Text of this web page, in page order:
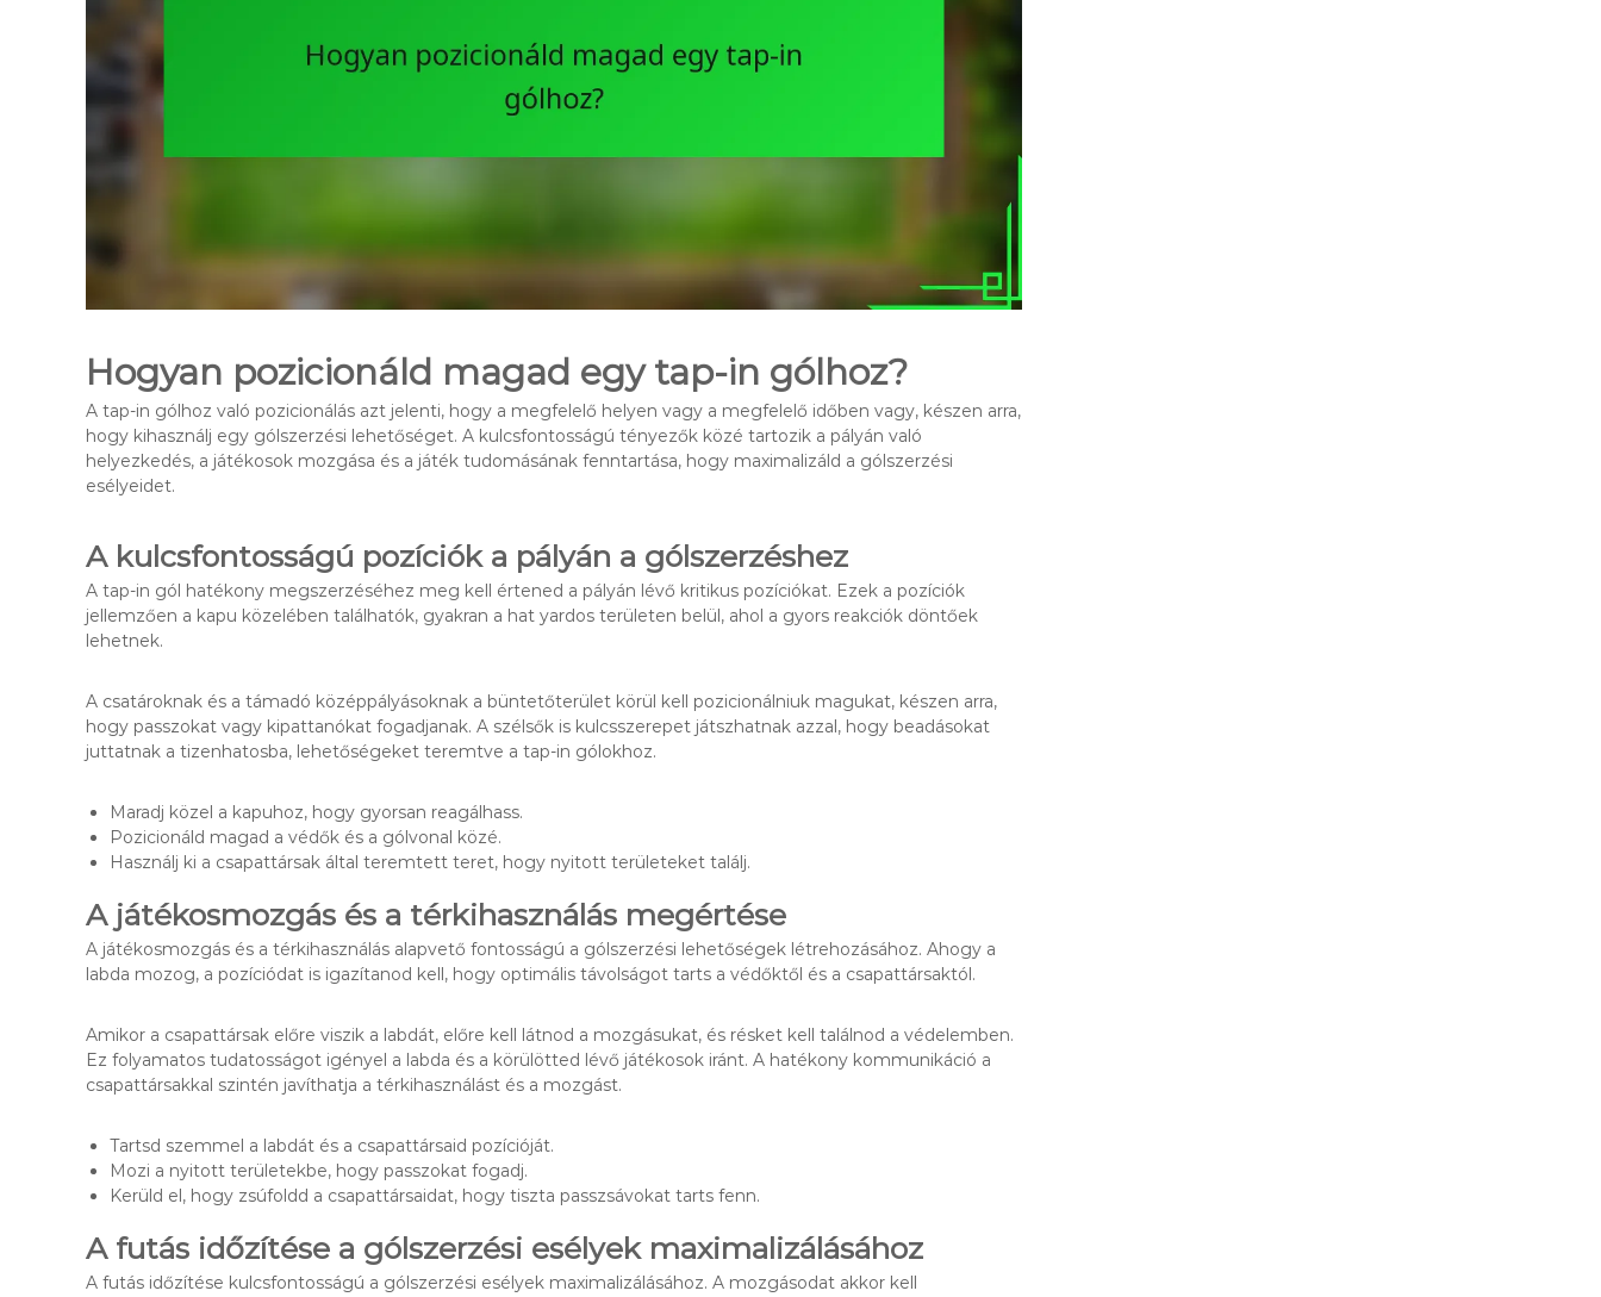
Hogyan pozicionáld magad egy tap-in gólhoz?
A tap-in gólhoz való pozicionálás azt jelenti, hogy a megfelelő helyen vagy a megfelelő időben vagy, készen arra,
hogy kihasználj egy gólszerzési lehetőséget. A kulcsfontosságú tényezők közé tartozik a pályán való
helyezkedés, a játékosok mozgása és a játék tudomásának fenntartása, hogy maximalizáld a gólszerzési
esélyeidet.
A kulcsfontosságú pozíciók a pályán a gólszerzéshez
A tap-in gól hatékony megszerzéséhez meg kell értened a pályán lévő kritikus pozíciókat. Ezek a pozíciók
jellemzően a kapu közelében találhatók, gyakran a hat yardos területen belül, ahol a gyors reakciók döntőek
lehetnek.
A csatároknak és a támadó középpályásoknak a büntetőterület körül kell pozicionálniuk magukat, készen arra,
hogy passzokat vagy kipattanókat fogadjanak. A szélsők is kulcsszerepet játszhatnak azzal, hogy beadásokat
juttatnak a tizenhatosba, lehetőségeket teremtve a tap-in gólokhoz.
Maradj közel a kapuhoz, hogy gyorsan reagálhass.
Pozicionáld magad a védők és a gólvonal közé.
Használj ki a csapattársak által teremtett teret, hogy nyitott területeket találj.
A játékosmozgás és a térkihasználás megértése
A játékosmozgás és a térkihasználás alapvető fontosságú a gólszerzési lehetőségek létrehozásához. Ahogy a
labda mozog, a pozíciódat is igazítanod kell, hogy optimális távolságot tarts a védőktől és a csapattársaktól.
Amikor a csapattársak előre viszik a labdát, előre kell látnod a mozgásukat, és résket kell találnod a védelemben.
Ez folyamatos tudatosságot igényel a labda és a körülötted lévő játékosok iránt. A hatékony kommunikáció a
csapattársakkal szintén javíthatja a térkihasználást és a mozgást.
Tartsd szemmel a labdát és a csapattársaid pozícióját.
Mozi a nyitott területekbe, hogy passzokat fogadj.
Kerüld el, hogy zsúfoldd a csapattársaidat, hogy tiszta passzsávokat tarts fenn.
A futás időzítése a gólszerzési esélyek maximalizálásához
A futás időzítése kulcsfontosságú a gólszerzési esélyek maximalizálásához. A mozgásodat akkor kell